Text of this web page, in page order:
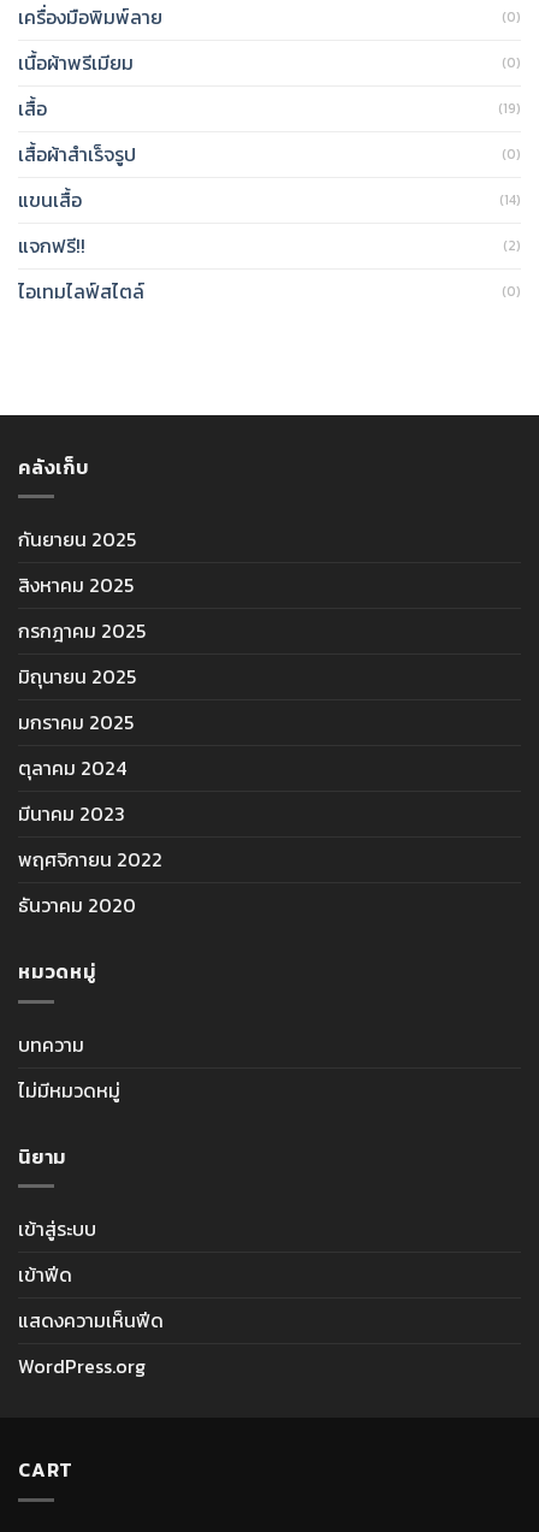
เครื่องมือพิมพ์ลาย (0)
เนื้อผ้าพรีเมียม (0)
เสื้อ (19)
เสื้อผ้าสำเร็จรูป (0)
แขนเสื้อ (14)
แจกฟรี!! (2)
ไอเทมไลฟ์สไตล์ (0)
คลังเก็บ
กันยายน 2025
สิงหาคม 2025
กรกฎาคม 2025
มิถุนายน 2025
มกราคม 2025
ตุลาคม 2024
มีนาคม 2023
พฤศจิกายน 2022
ธันวาคม 2020
หมวดหมู่
บทความ
ไม่มีหมวดหมู่
นิยาม
เข้าสู่ระบบ
เข้าฟีด
แสดงความเห็นฟีด
WordPress.org
CART